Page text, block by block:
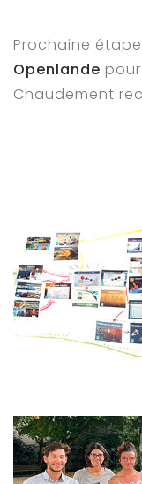
Prochaine
Openlande pour
Chaudement